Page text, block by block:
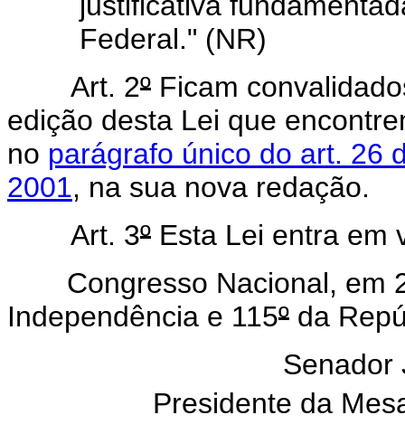
Federal." (NR)
Art. 2º Ficam
edição desta Lei que
no parágrafo único do art. 26
2001, na sua nova redação.
Art. 3º Esta Lei entra em
Congresso Nacional, em
Independência e 115º da
Senador
Presidente da